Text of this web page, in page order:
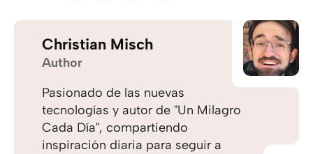
Christian Misch
Author
Pasionado de las nuevas
tecnologías y autor de "Un Milagro
Cada Día", compartiendo
inspiración diaria para seguir a